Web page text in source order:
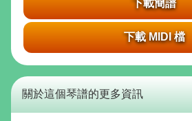
下載簡譜
下載 MIDI 檔
關於這個琴譜的更多資訊